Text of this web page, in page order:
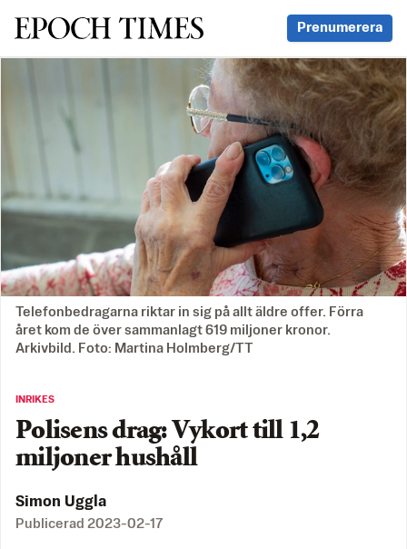
Svenska Epoch Times Prenumerera
Telefonbedragarna riktar in sig på allt äldre offer. Förra
året kom de över sammanlagt 619 miljoner kronor.
Arkivbild. Foto: Martina Holmberg/TT
INRIKES
Polisens drag: Vykort till 1,2
miljoner hushåll
Simon Uggla
Publicerad 2023-02-17